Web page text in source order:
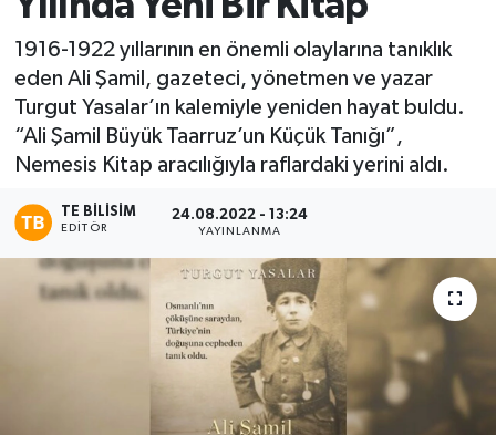
1916-1922 yıllarının en önemli olaylarına tanıklık
eden Ali Şamil, gazeteci, yönetmen ve yazar
Turgut Yasalar’ın kalemiyle yeniden hayat buldu.
“Ali Şamil Büyük Taarruz’un Küçük Tanığı”,
Nemesis Kitap aracılığıyla raflardaki yerini aldı.
TE BILISIM
EDITÖR
24.08.2022 - 13:24
YAYINLANMA